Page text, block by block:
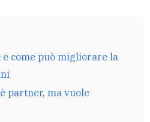
e come può migliorare la
partner, ma vuole